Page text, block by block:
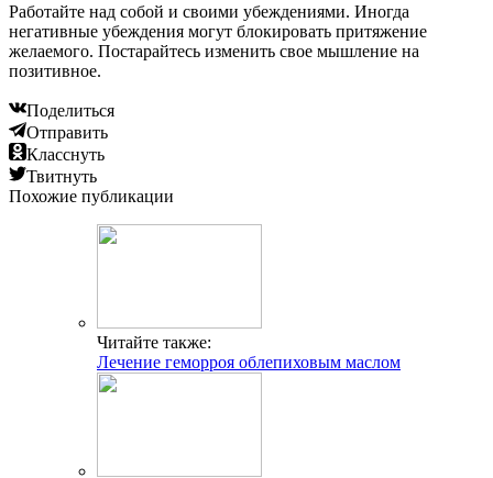
Работайте над собой и своими убеждениями. Иногда
негативные убеждения могут блокировать притяжение
желаемого. Постарайтесь изменить свое мышление на
позитивное.
Поделиться
Отправить
Класснуть
Твитнуть
Похожие публикации
Читайте также:
Лечение геморроя облепиховым маслом